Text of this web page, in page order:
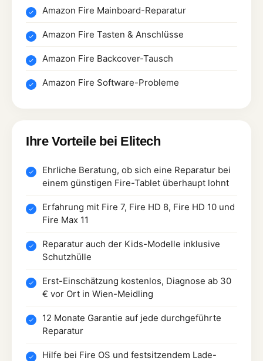
Amazon Fire Mainboard-Reparatur
Amazon Fire Tasten & Anschlüsse
Amazon Fire Backcover-Tausch
Amazon Fire Software-Probleme
Ihre Vorteile bei Elitech
Ehrliche Beratung, ob sich eine Reparatur bei
einem günstigen Fire-Tablet überhaupt lohnt
Erfahrung mit Fire 7, Fire HD 8, Fire HD 10 und
Fire Max 11
Reparatur auch der Kids-Modelle inklusive
Schutzhülle
Erst-Einschätzung kostenlos, Diagnose ab 30
€ vor Ort in Wien-Meidling
12 Monate Garantie auf jede durchgeführte
Reparatur
Hilfe bei Fire OS und festsitzendem Lade-